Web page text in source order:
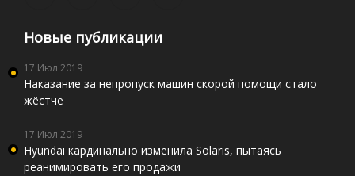
Новые публикации
17 Июл 2019
Наказание за непропуск машин скорой помощи стало
жёстче
17 Июл 2019
Hyundai кардинально изменила Solaris, пытаясь
реанимировать его продажи